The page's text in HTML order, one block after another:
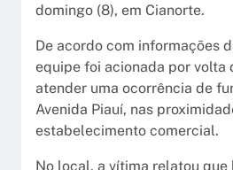
domingo (8), em Cianorte.
De acordo com informações
equipe foi acionada por volta
atender uma ocorrência de
Avenida Piauí, nas
estabelecimento comercial.
No local, a vítima relatou que